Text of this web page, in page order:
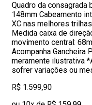
Quadro da
148mm Cabeamento
XC nas melhores
Medida caixa de
movimento central:
Acompanha Gancheira
meramente ilustrativa
sofrer variações ou
R$ 1.599,90